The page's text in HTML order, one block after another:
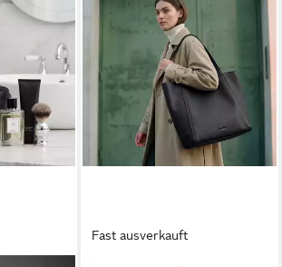
Fast ausverkauft